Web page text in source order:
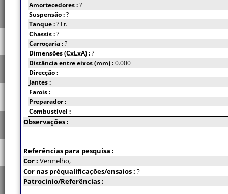
Amortecedores :?
Suspensão :?
Tanque :? Lt.
Chassis :?
Carroçaria :?
Dimensões (CxLxA) :?
Distância entre eixos (mm) :0.000
Direcção :
Jantes :
Farois :
Preparador :
Combustível :
Observações :
Referências para pesquisa :
Cor : Vermelho,
Cor nas préqualificações/ensaios : ?
Patrocinio/Referências :